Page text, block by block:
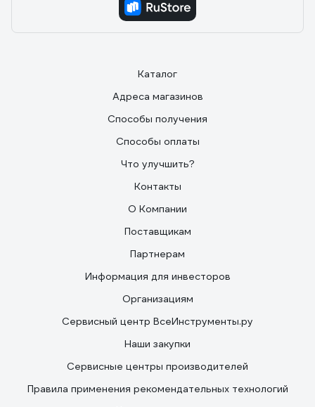
Каталог
Адреса магазинов
Способы получения
Способы оплаты
Что улучшить?
Контакты
О Компании
Поставщикам
Партнерам
Информация для инвесторов
Организациям
Сервисный центр ВсеИнструменты.ру
Наши закупки
Сервисные центры производителей
Правила применения рекомендательных технологий